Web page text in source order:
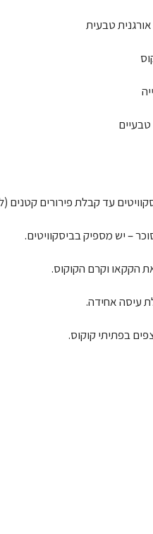
טבעיים
עד קבלת פירורים קטנים
– יש מספיק בביסקוויטים.
הקקאו וקרם הקוקוס.
עיסה אחידה.
בפתיתי קוקוס.